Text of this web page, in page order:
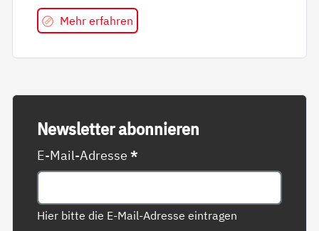
Mehr erfahren
News­let­ter abon­nie­ren
E-Mail-Adresse*
Hier bitte die E-Mail-Adresse eintragen